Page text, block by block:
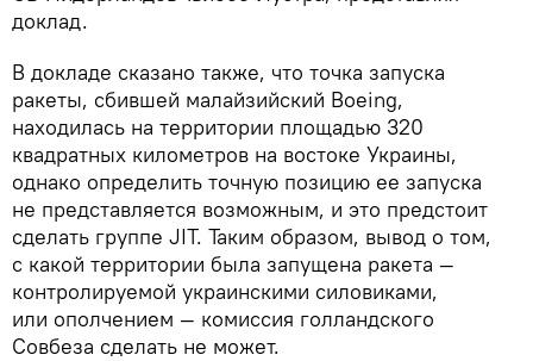
доклад.
В докладе сказано также, что точка запуска
ракеты, сбившей малайзийский Boeing,
находилась на территории площадью 320
квадратных километров на востоке Украины,
однако определить точную позицию ее запуска
не представляется возможным, и это предстоит
сделать группе JIT. Таким образом, вывод о том,
с какой территории была запущена ракета —
контролируемой украинскими силовиками,
или ополчением — комиссия голландского
Совбеза сделать не может.